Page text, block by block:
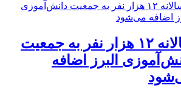
️سالانه ۱۲ هزار نفر به جمعیت
البرز اضافه